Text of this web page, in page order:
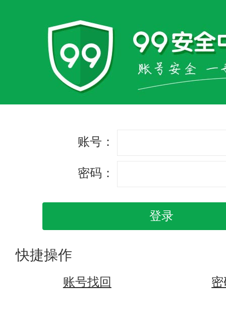
账号：
密码：
快捷操作
账号找回